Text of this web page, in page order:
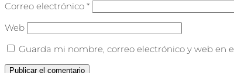
Correo electrónico *
Web
Guarda mi nombre, correo electrónico y web en